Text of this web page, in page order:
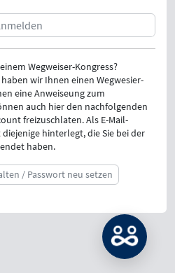
Wegweiser-Kongress?
wir Ihnen einen Wegwesier-
eine Anweiseung zum
auch hier den nachfolgenden
freizuschlaten. Als E-Mail-
hinterlegt, die Sie bei der
haben.
/ Passwort neu setzen